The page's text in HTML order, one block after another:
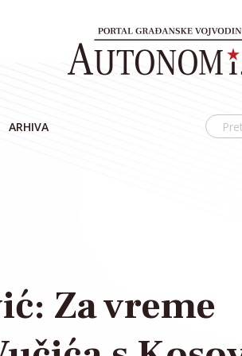
ARHIVA
Za vreme